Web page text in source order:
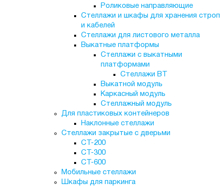
Роликовые направляющие
Стеллажи и шкафы для хранения строп
и кабелей
Стеллажи для листового металла
Выкатные платформы
Стеллажи с выкатными
платформами
Стеллажи ВТ
Выкатной модуль
Каркасный модуль
Стеллажный модуль
Для пластиковых контейнеров
Наклонные стеллажи
Стеллажи закрытые с дверьми
СТ-200
СТ-300
СТ-600
Мобильные стеллажи
Шкафы для паркинга